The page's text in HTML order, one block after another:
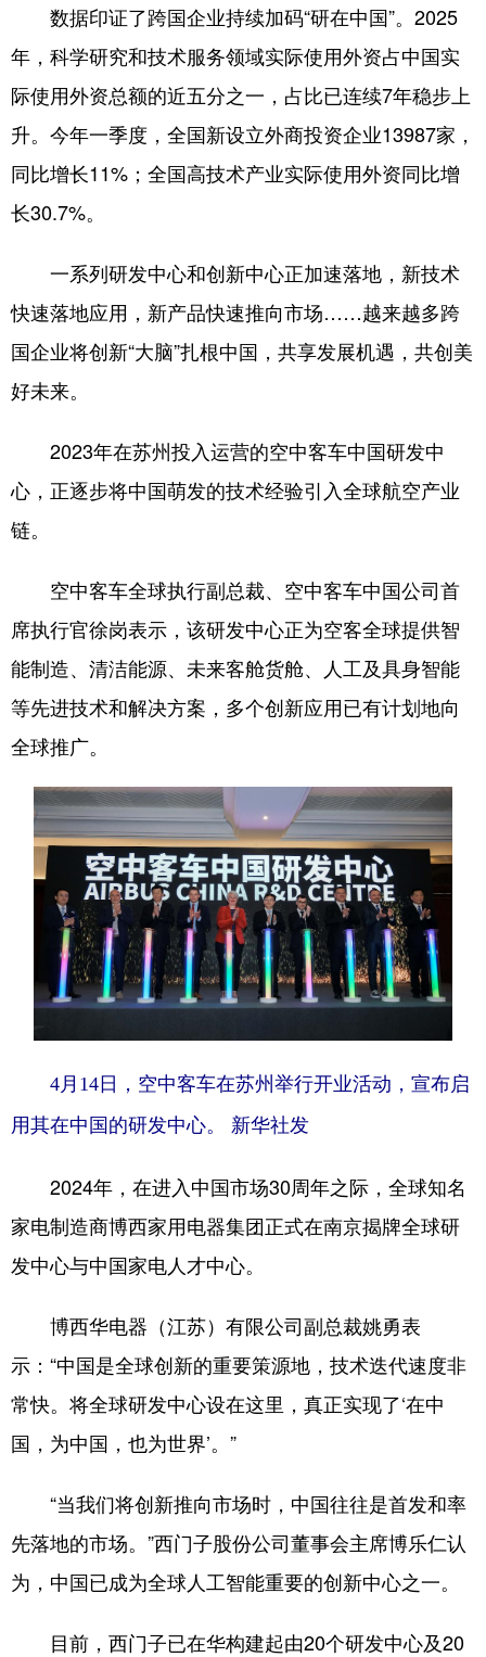
数据印证了跨国企业持续加码“研在中国”。2025
年，科学研究和技术服务领域实际使用外资占中国实
际使用外资总额的近五分之一，占比已连续7年稳步上
升。今年一季度，全国新设立外商投资企业13987家，
同比增长11%；全国高技术产业实际使用外资同比增
长30.7%。
一系列研发中心和创新中心正加速落地，新技术
快速落地应用，新产品快速推向市场……越来越多跨
国企业将创新“大脑”扎根中国，共享发展机遇，共创美
好未来。
2023年在苏州投入运营的空中客车中国研发中
心，正逐步将中国萌发的技术经验引入全球航空产业
链。
空中客车全球执行副总裁、空中客车中国公司首
席执行官徐岗表示，该研发中心正为空客全球提供智
能制造、清洁能源、未来客舱货舱、人工及具身智能
等先进技术和解决方案，多个创新应用已有计划地向
全球推广。
4月14日，空中客车在苏州举行开业活动，宣布启
用其在中国的研发中心。 新华社发
2024年，在进入中国市场30周年之际，全球知名
家电制造商博西家用电器集团正式在南京揭牌全球研
发中心与中国家电人才中心。
博西华电器（江苏）有限公司副总裁姚勇表
示：“中国是全球创新的重要策源地，技术迭代速度非
常快。将全球研发中心设在这里，真正实现了‘在中
国，为中国，也为世界’。”
“当我们将创新推向市场时，中国往往是首发和率
先落地的市场。”西门子股份公司董事会主席博乐仁认
为，中国已成为全球人工智能重要的创新中心之一。
目前，西门子已在华构建起由20个研发中心及20